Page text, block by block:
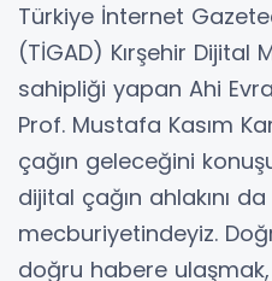
Türkiye İnternet
(TİGAD) Kırşehir Dijital
sahipliği yapan Ahi
Prof. Mustafa Kasım
çağın geleceğini
dijital çağın ahlakını
mecburiyetindeyiz.
doğru habere